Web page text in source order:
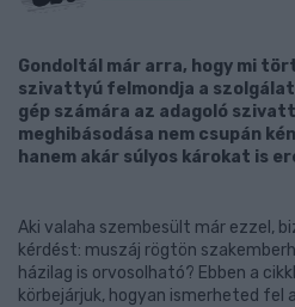
Gondoltál már arra, hogy mi
szivattyú felmondja a
gép számára az adagoló
meghibásodása nem csupán
hanem akár súlyos károkat is
Aki valaha szembesült már ezzel,
kérdést: muszáj rögtön
házilag is orvosolható? Ebben a
körbejárjuk, hogyan ismerheted fel